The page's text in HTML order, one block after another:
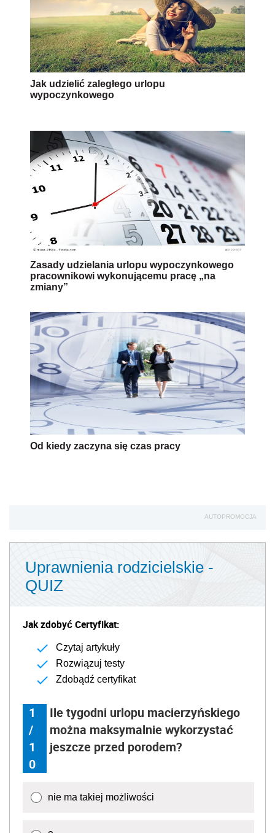
Jak udzielić zaległego urlopu
wypoczynkowego
Zasady udzielania urlopu wypoczynkowego
pracownikowi wykonującemu pracę „na
zmiany”
Od kiedy zaczyna się czas pracy
AUTOPROMOCJA
Uprawnienia rodzicielskie -
QUIZ
Jak zdobyć Certyfikat:
Czytaj artykuły
Rozwiązuj testy
Zdobądź certyfikat
1
/
1
0
Ile tygodni urlopu macierzyńskiego
można maksymalnie wykorzystać
jeszcze przed porodem?
nie ma takiej możliwości